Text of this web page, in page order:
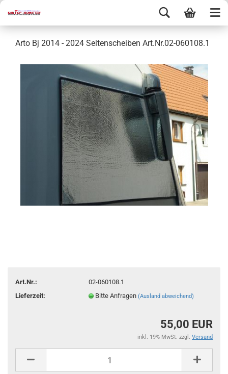
Arto Bj 2014 - 2024 Seitenscheiben Art.Nr.02-060108.1
Art.Nr.:
02-060108.1
Lieferzeit:
Bitte Anfragen(Ausland abweichend)
55,00 EUR
inkl. 19% MwSt. zzgl. Versand